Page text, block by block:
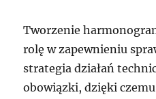
Tworzenie
rolę w zapewnieniu
strategia działań
obowiązki, dzięki